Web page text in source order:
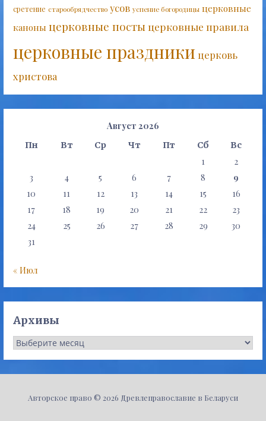
сретение старообрядчество усов успение богородицы церковные
каноны церковные посты церковные правила
церковные праздникицерковь
христова
Август 2026
Пн Вт Ср Чт Пт Сб Вс
1
2
3
4 5 6 7 8
9
10
11 12 13 14 15
16
17
18 19 20 21 22
23
24
25 26 27 28 29
30
31
« Июл
Архивы
Архивы
Авторское право © 2026 Древлеправославие в Беларуси